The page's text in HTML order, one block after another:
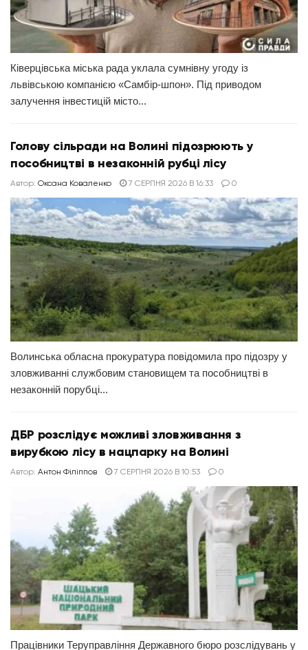
Ківерцівська міська рада уклала сумнівну угоду із
львівською компанією «Самбір-шпон». Під приводом
залучення інвестицій місто...
Голову сільради на Волині підозрюють у
пособництві в незаконній рубці лісу
Автор: Оксана Коваленко 7 СЕРПНЯ 2026 В 16:33 0
Волинська обласна прокуратура повідомила про підозру у
зловживанні службовим становищем та пособництві в
незаконній порубці...
ДБР розслідує можливі зловживання з
вирубкою лісу в нацпарку на Волині
Автор: Антон Філіппов 7 СЕРПНЯ 2026 В 10:53 0
Працівники Теруправління Державного бюро розслідувань у